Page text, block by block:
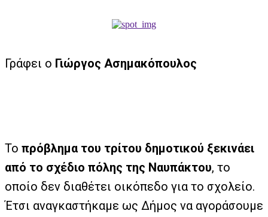
Γράφει ο Γιώργος Ασημακόπουλος
Το πρόβλημα του τρίτου δημοτικού ξεκινάει
από το σχέδιο πόλης της Ναυπάκτου, το
οποίο δεν διαθέτει οικόπεδο για το σχολείο.
Έτσι αναγκαστήκαμε ως Δήμος να αγοράσουμε